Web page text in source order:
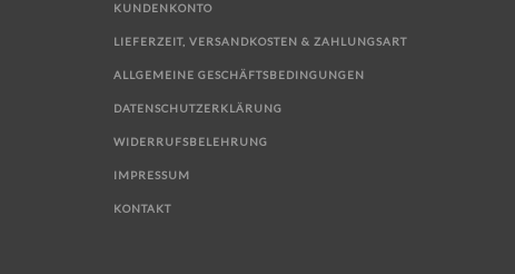
KUNDENKONTO
LIEFERZEIT, VERSANDKOSTEN & ZAHLUNGSART
ALLGEMEINE GESCHÄFTSBEDINGUNGEN
DATENSCHUTZERKLÄRUNG
WIDERRUFSBELEHRUNG
IMPRESSUM
KONTAKT